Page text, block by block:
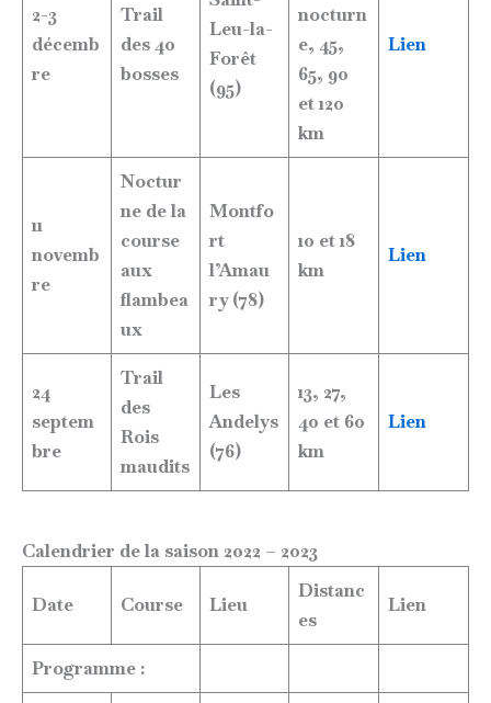
2-3
décemb
re
Trail
des 40
bosses
Leu-la-
Forêt
(95)
nocturn
e, 45,
65, 90
et 120
km
Lien
11
novemb
re
Noctur
ne de la
course
aux
flambea
ux
Montfo
rt
l’Amau
ry (78)
10 et 18
km
Lien
24
septem
bre
Trail
des
Rois
maudits
Les
Andelys
(76)
13, 27,
40 et 60
km
Lien
Calendrier de la saison 2022 – 2023
Date Course Lieu
Distanc
es
Lien
Programme :